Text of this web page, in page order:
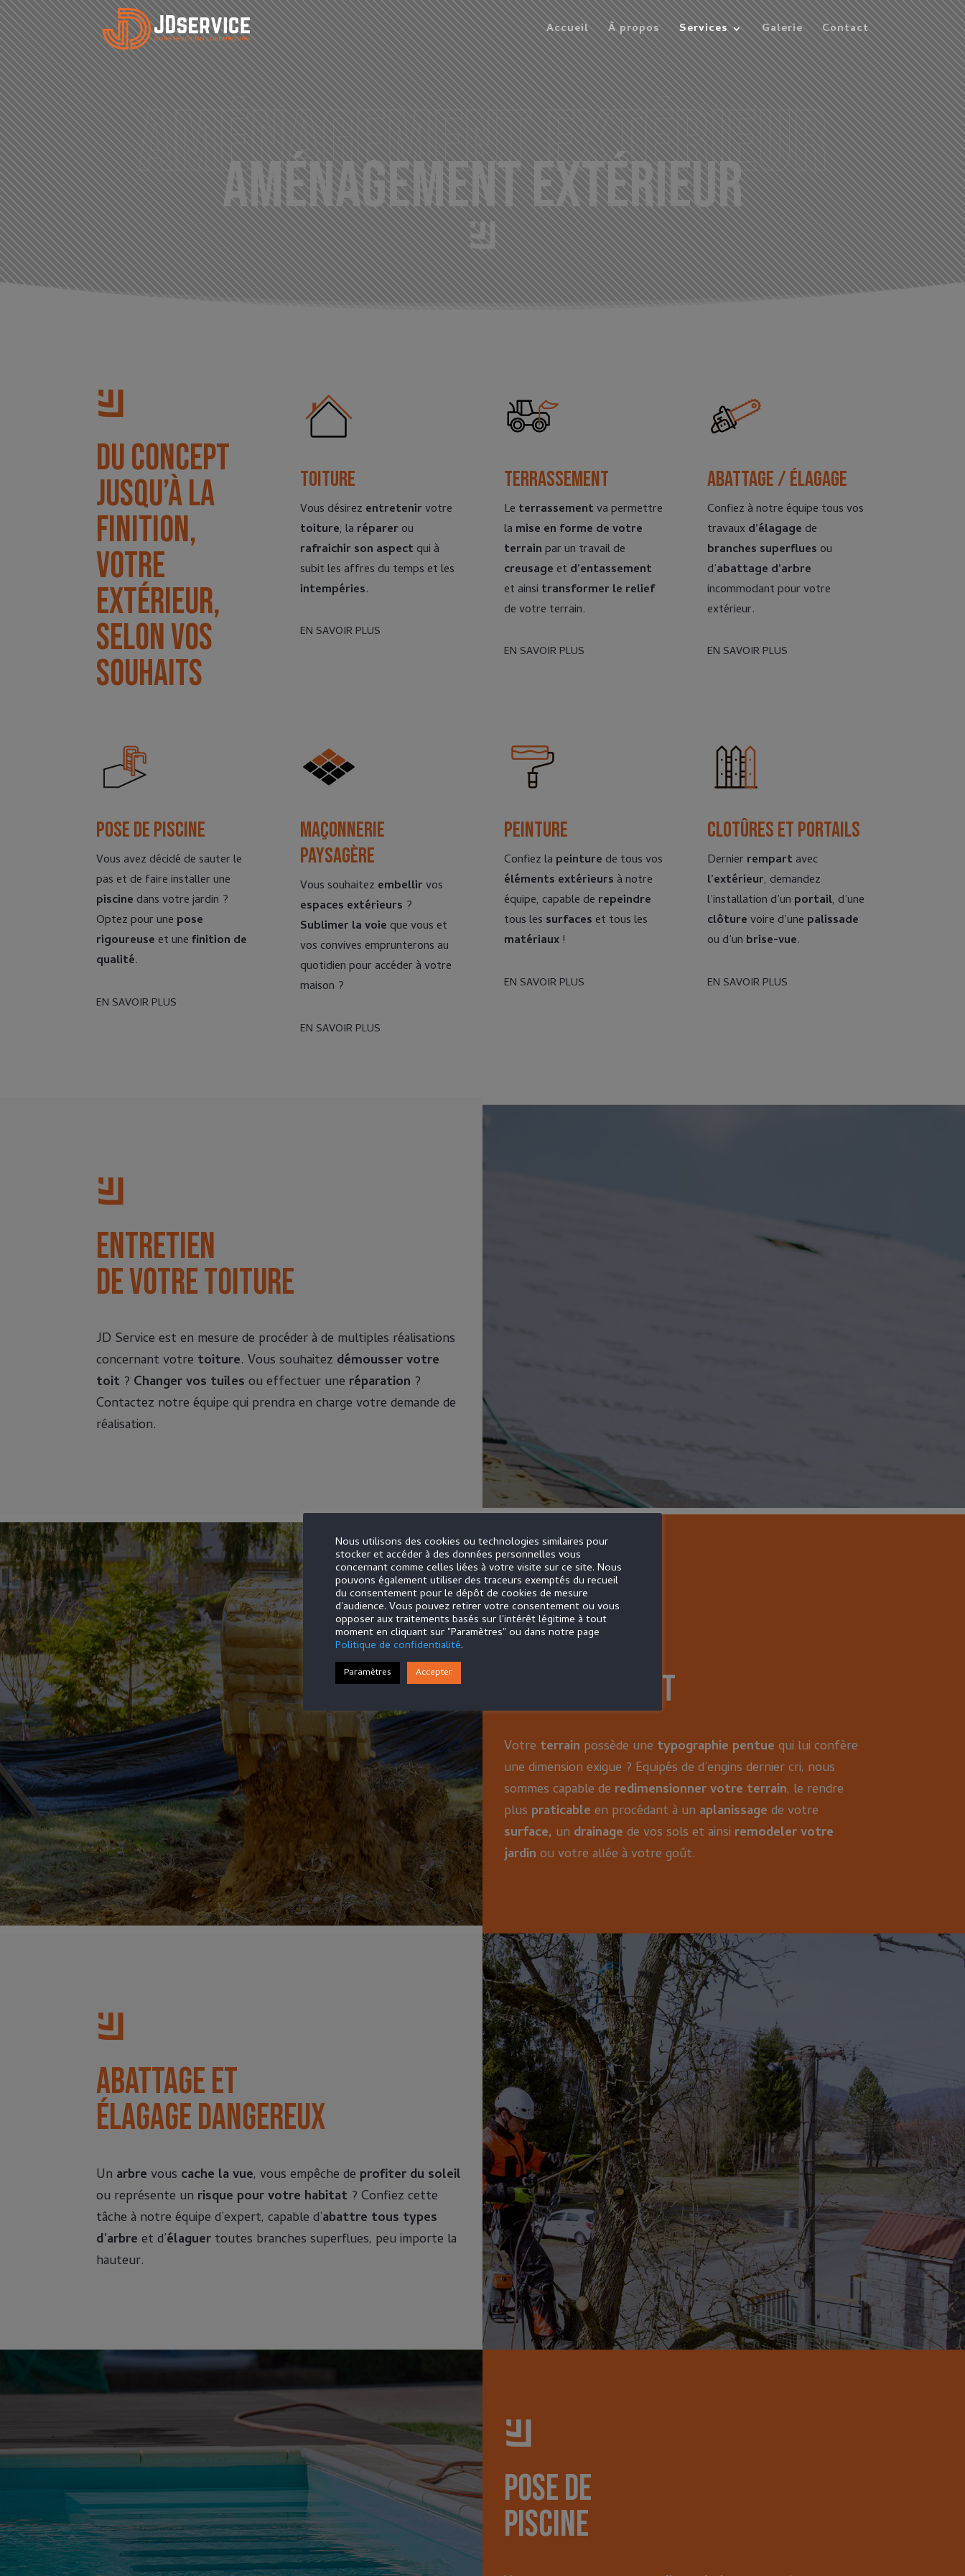
Accueil À propos Services Galerie Contact
Aménagement extérieur
Aménagement extérieur
Du concept
jusqu’à la
finition,
votre
extérieur,
selon vos
souhaits
Toiture
Vous désirez entretenirvotre
toiture, la réparer ou
rafraichir son aspect qui à
subit les affres du temps et les
intempéries.
EN SAVOIR PLUS
Terrassement
Le terrassementva permettre
la mise en forme de votre
terrainpar un travail de
creusage et d’entassement
et ainsi transformer le relief
de votre terrain.
EN SAVOIR PLUS
Abattage / élagage
Confiez à notre équipe tous vos
travauxd’élagage de
branches superflues ou
d’abattage d’arbre
incommodant pour votre
extérieur.
EN SAVOIR PLUS
Pose de piscine
Vous avez décidé de sauter le
pas et de faire installer une
piscine dans votre jardin ?
Optez pour une pose
rigoureuse et unefinition de
qualité.
EN SAVOIR PLUS
Maçonnerie
paysagère
Vous souhaitez embellirvos
espaces extérieurs ?
Sublimer la voie que vous et
vos convives emprunterons au
quotidien pour accéder à votre
maison ?
EN SAVOIR PLUS
Peinture
Confiez la peinture de tous vos
éléments extérieurs à notre
équipe, capable de repeindre
tous les surfaces et tous les
matériaux!
EN SAVOIR PLUS
Clotûres et portails
Dernier rempart avec
l’extérieur, demandez
l’installation d’un portail, d’une
clôturevoire d’une palissade
ou d’un brise-vue.
EN SAVOIR PLUS
Entretien
de votre toiture
JD Service est en mesure de procéder à de multiples réalisations
concernant votre toiture. Vous souhaitez démousser votre
toit ? Changer vos tuiles ou effectuer une réparation ?
Contactez notre équipe qui prendra en charge votre demande de
réalisation.
terrassement
Votre terrain possède une typographie pentue qui lui confère
une dimension exigue ? Equipés de d’engins dernier cri, nous
sommes capable de redimensionner votre terrain, le rendre
plus praticable en procédant à un aplanissage de votre
surface, un drainage de vos sols et ainsi remodeler votre
jardin ou votre allée à votre goût.
Abattage et
élagage dangereux
Un arbre vous cache la vue, vous empêche de profiter du soleil
ou représente un risque pour votre habitat ? Confiez cette
tâche à notre équipe d’expert, capable d’abattre tous types
d’arbre et d’élaguer toutes branches superflues, peu importe la
hauteur.
Pose de
piscine
Nous utilisons des cookies ou technologies similaires pour
stocker et accéder à des données personnelles vous
concernant comme celles liées à votre visite sur ce site. Nous
pouvons également utiliser des traceurs exemptés du recueil
du consentement pour le dépôt de cookies de mesure
d'audience. Vous pouvez retirer votre consentement ou vous
opposer aux traitements basés sur l'intérêt légitime à tout
moment en cliquant sur "Paramètres" ou dans notre page
Politique de confidentialité.
Paramètres Accepter